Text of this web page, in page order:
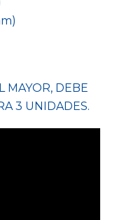
MAYOR, DEBE
3 UNIDADES.